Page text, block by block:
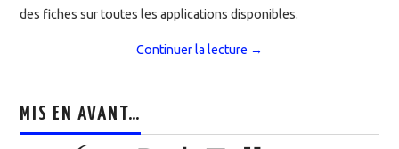
des fiches sur toutes les applications disponibles.
Continuer la lecture →
MIS EN AVANT…